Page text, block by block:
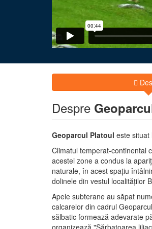
Despre
Geoparcul Platoul este situat
Climatul temperat-continental
acestei zone a condus la
naturale, în acest spaţiu
dolinele din vestul localităţilor
Apele subterane au săpat
calcarelor din cadrul
sălbatic formează adevarate
organizează "Sărbatoarea